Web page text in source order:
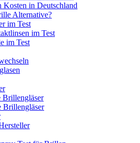
Kosten in Deutschland
Alternative?
im Test
im Test
im Test
Brillengläser
Brillengläser